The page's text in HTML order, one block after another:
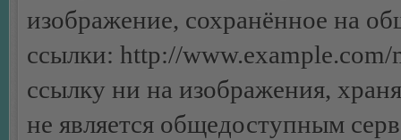
изображение, сохранённое на
ссылки: http://
ссылку ни на изображения,
не является общедоступным